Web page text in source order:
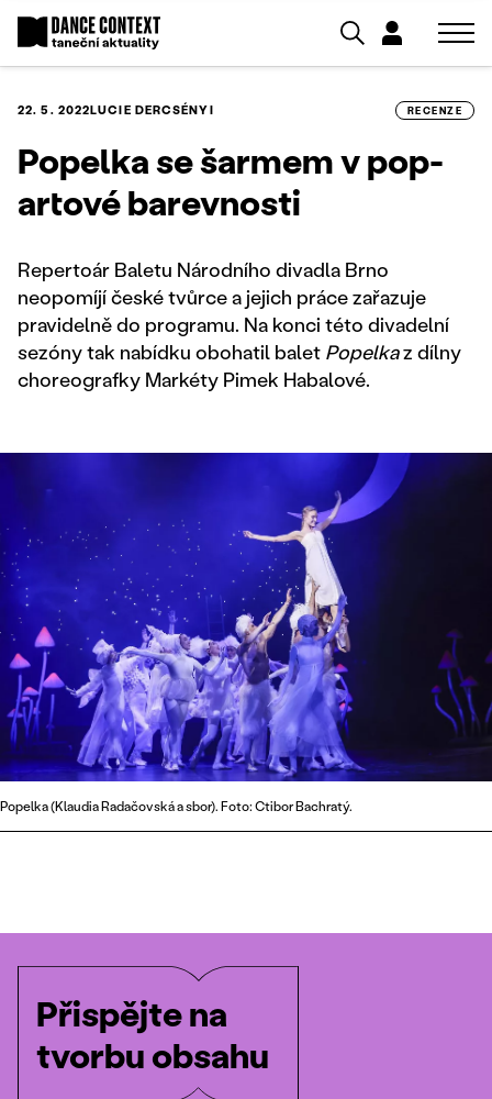
22. 5. 2022LUCIE DERCSÉNYI RECENZE
Popelka se šarmem v pop-
artové barevnosti
Repertoár Baletu Národního divadla Brno
neopomíjí české tvůrce a jejich práce zařazuje
pravidelně do programu. Na konci této divadelní
sezóny tak nabídku obohatil balet Popelkaz dílny
choreografky Markéty Pimek Habalové.
Popelka (Klaudia Radačovská a sbor). Foto: Ctibor Bachratý.
Přispějte na
tvorbu obsahu